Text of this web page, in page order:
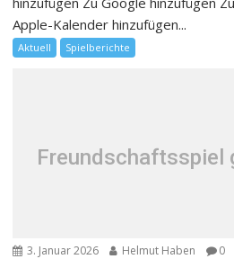
Apple-Kalender hinzufügen...
Aktuell Spielberichte
Freundschaftsspiel
3. Januar 2026 Helmut Haben 0